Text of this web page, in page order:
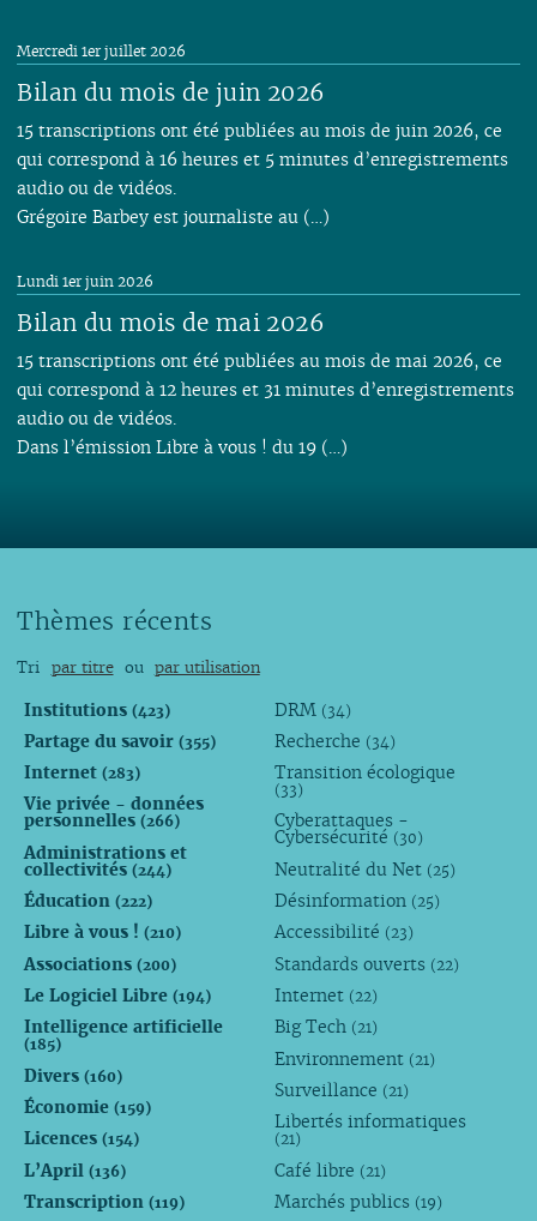
Bilan du mois de juin 2026
Mercredi 1er juillet 2026
15 transcriptions ont été publiées au mois de juin 2026, ce
qui correspond à 16 heures et 5 minutes d’enregistrements
audio ou de vidéos.
Grégoire Barbey est journaliste au (…)
Bilan du mois de mai 2026
Lundi 1er juin 2026
15 transcriptions ont été publiées au mois de mai 2026, ce
qui correspond à 12 heures et 31 minutes d’enregistrements
audio ou de vidéos.
Dans l’émission Libre à vous ! du 19 (…)
Thèmes récents
Tri par titre ou par utilisation
Institutions (423)
Partage du savoir (355)
Internet (283)
Vie privée - données
personnelles (266)
Administrations et
collectivités (244)
Éducation (222)
Libre à vous ! (210)
Associations (200)
Le Logiciel Libre (194)
Intelligence artificielle
(185)
Divers (160)
Économie (159)
Licences (154)
L’April (136)
Transcription (119)
DRM (34)
Recherche (34)
Transition écologique
(33)
Cyberattaques -
Cybersécurité (30)
Neutralité du Net (25)
Désinformation (25)
Accessibilité (23)
Standards ouverts (22)
Internet (22)
Big Tech (21)
Environnement (21)
Surveillance (21)
Libertés informatiques
(21)
Café libre (21)
Marchés publics (19)